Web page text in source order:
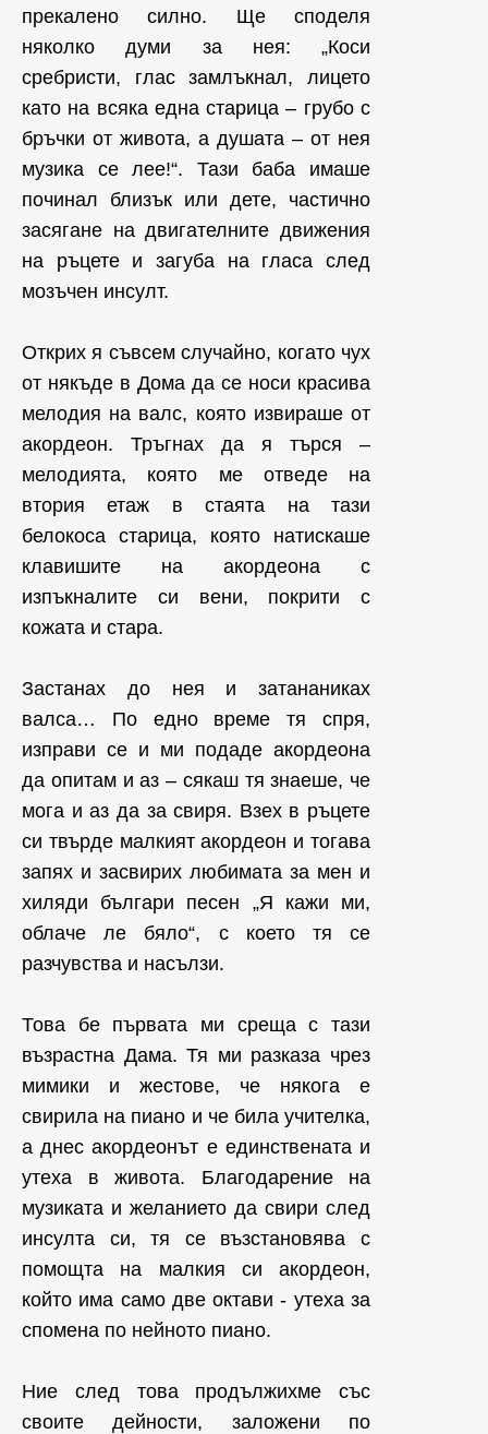
прекалено силно. Ще споделя
няколко думи за нея: „Коси
сребристи, глас замлъкнал, лицето
като на всяка една старица – грубо с
бръчки от живота, а душата – от нея
музика се лее!“. Тази баба имаше
починал близък или дете, частично
засягане на двигателните движения
на ръцете и загуба на гласа след
мозъчен инсулт.
Открих я съвсем случайно, когато чух
от някъде в Дома да се носи красива
мелодия на валс, която извираше от
акордеон. Тръгнах да я търся –
мелодията, която ме отведе на
втория етаж в стаята на тази
белокоса старица, която натискаше
клавишите на акордеона с
изпъкналите си вени, покрити с
кожата и стара.
Застанах до нея и затананиках
валса… По едно време тя спря,
изправи се и ми подаде акордеона
да опитам и аз – сякаш тя знаеше, че
мога и аз да за свиря. Взех в ръцете
си твърде малкият акордеон и тогава
запях и засвирих любимата за мен и
хиляди българи песен „Я кажи ми,
облаче ле бяло“, с което тя се
разчувства и насълзи.
Това бе първата ми среща с тази
възрастна Дама. Тя ми разказа чрез
мимики и жестове, че някога е
свирила на пиано и че била учителка,
а днес акордеонът е единствената и
утеха в живота. Благодарение на
музиката и желанието да свири след
инсулта си, тя се възстановява с
помощта на малкия си акордеон,
който има само две октави - утеха за
спомена по нейното пиано.
Ние след това продължихме със
своите дейности, заложени по